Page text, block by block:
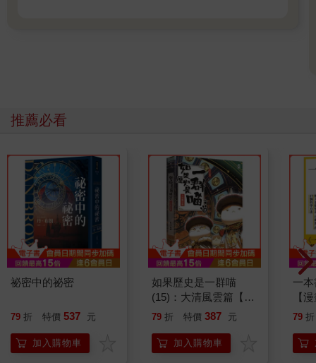
推薦必看
祕密中的祕密
79 折 特價 537 元
加入購物車
如果歷史是一群喵
(15)：大清風雲篇【萌
貓漫畫學歷史】
79 折 特價 387 元
加入購物車
一
【
行
「
學方
79 折